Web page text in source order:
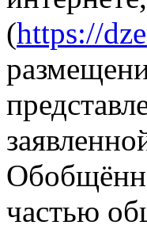
(https://
частью